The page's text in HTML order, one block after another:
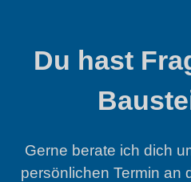
Du hast
Gerne berate ich dich
persönlichen Termin an